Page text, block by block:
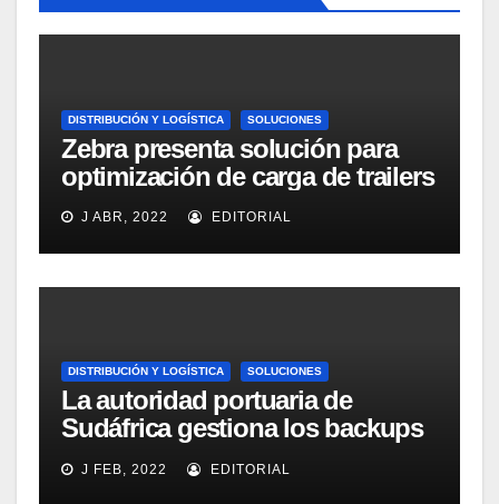
DISTRIBUCIÓN Y LOGÍSTICA SOLUCIONES
Zebra presenta solución para
optimización de carga de trailers
J ABR, 2022 EDITORIAL
DISTRIBUCIÓN Y LOGÍSTICA SOLUCIONES
La autoridad portuaria de
Sudáfrica gestiona los backups
de 1800 portátiles con
Autonomy Connected Backup
J FEB, 2022 EDITORIAL